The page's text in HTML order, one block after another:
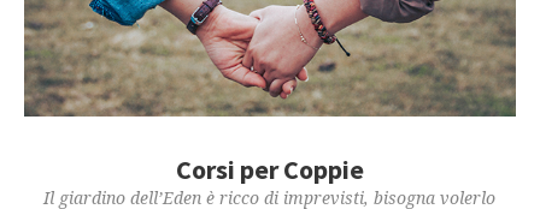
Corsi per Coppie
Il giardino dell’Eden è ricco di imprevisti, bisogna volerlo